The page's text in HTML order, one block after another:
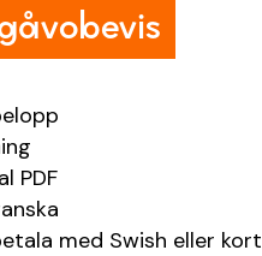
PDF
med Swish eller kort